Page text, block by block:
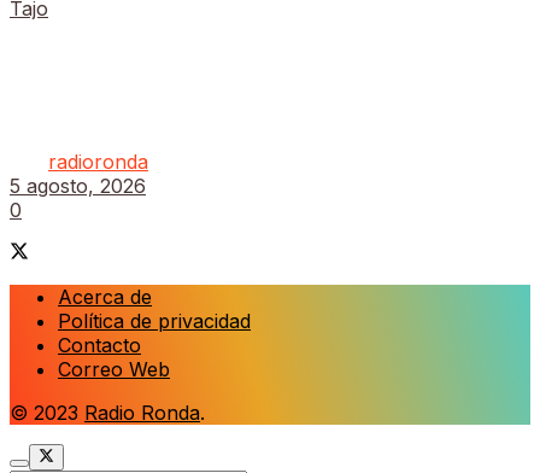
radioronda
5 agosto, 2026
0
Acerca de
Política de privacidad
Contacto
Correo Web
© 2023 Radio Ronda.